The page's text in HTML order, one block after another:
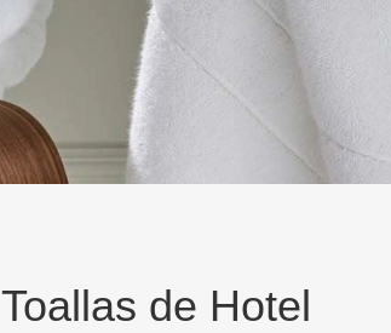
Toallas de Hotel